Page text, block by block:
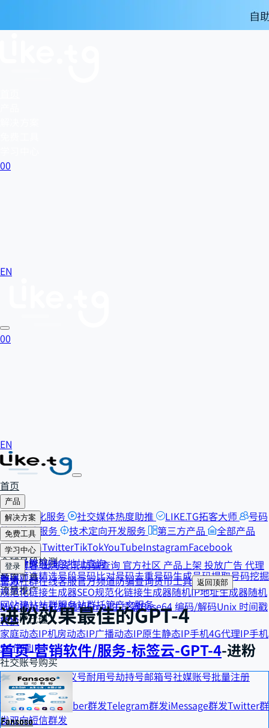
00
EN
00
EN
首页
产品
SEO优化服务 社交媒体热度助推 LIKE.TG拓客大师
号码
检测筛选服务
技术定向开发服务 第三方产品 全部产品
解决方案
自助刷粉
TelegramTwitterTikTokYouTubeInstagramFacebook
全球号段检测
号段筛选精选号段号码比对号码去重号码生成号码提取号码挖掘
流量推广
网站建站站群服务站群托管产文服务
海外IP代理
家庭动态IP机房动态IP广播动态IP原生静态IP手机4G代理IP手机
5G代理IP
社交账号购买
个人号商业号协议号耐用号劫持号邮箱号社媒账号批量注册
营销精准触达
WhatsApp群发Viber群发Telegram群发iMessage群发Twitter群
发双向短信群发
免费工具
货币工具
汇率计算器钱包地址查询
效率工具
规范化链接生成器SEO规范化链接生成器随机IP地址生成器随机
MAC地址生成器随机Email生成器Base64 编码/解码Unix 时间戳
转换
学习中心
精选博客出海资讯防骗查询 官方社区 产品上架 投放广告 代理
申请
登录
官方社群在线客服官方频道防骗查询货币工具 返回顶部
进粉效果最佳的GPT-4
首页-营销软件/服务-标签云-GPT-4-进粉
Fansoso